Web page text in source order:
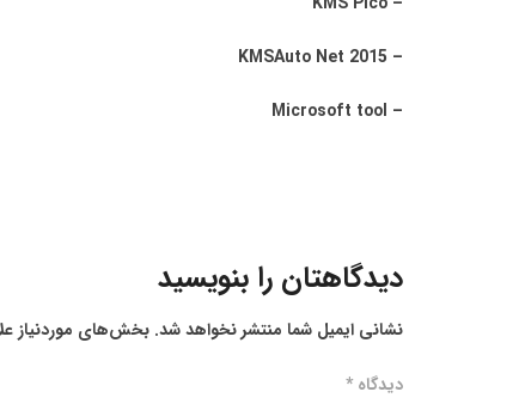
– KMSAuto Net 2015
– Microsoft tool
دیدگاهتان را بنویسید
نشانی ایمیل شما منتشر نخواهد شد. بخش‌های موردنیاز